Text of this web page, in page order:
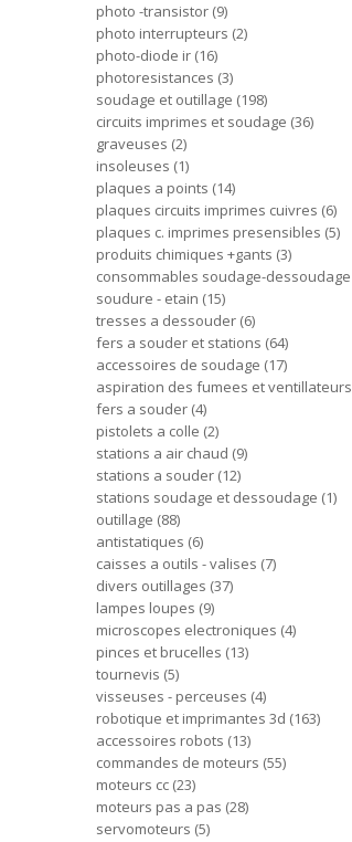
photo -transistor 9
photo interrupteurs 2
photo-diode ir 16
photoresistances 3
soudage et outillage 198
circuits imprimes et soudage 36
graveuses 2
insoleuses 1
plaques a points 14
plaques circuits imprimes cuivres 6
plaques c. imprimes presensibles 5
produits chimiques +gants 3
consommables soudage-dessoudage
soudure - etain 15
tresses a dessouder 6
fers a souder et stations 64
accessoires de soudage 17
aspiration des fumees et ventillateurs
fers a souder 4
pistolets a colle 2
stations a air chaud 9
stations a souder 12
stations soudage et dessoudage 1
outillage 88
antistatiques 6
caisses a outils - valises 7
divers outillages 37
lampes loupes 9
microscopes electroniques 4
pinces et brucelles 13
tournevis 5
visseuses - perceuses 4
robotique et imprimantes 3d 163
accessoires robots 13
commandes de moteurs 55
moteurs cc 23
moteurs pas a pas 28
servomoteurs 5